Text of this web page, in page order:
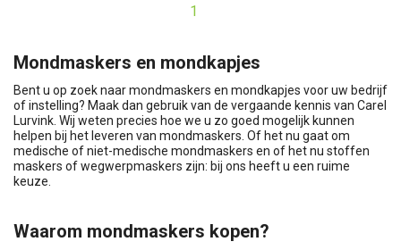
1
Mondmaskers en mondkapjes
Bent u op zoek naar mondmaskers en mondkapjes voor uw bedrijf
of instelling? Maak dan gebruik van de vergaande kennis van Carel
Lurvink. Wij weten precies hoe we u zo goed mogelijk kunnen
helpen bij het leveren van mondmaskers. Of het nu gaat om
medische of niet-medische mondmaskers en of het nu stoffen
maskers of wegwerpmaskers zijn: bij ons heeft u een ruime
keuze.
Waarom mondmaskers kopen?